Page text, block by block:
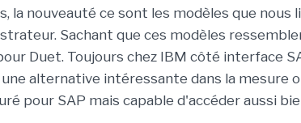
la nouveauté ce sont les modèles que
Sachant que ces modèles
Duet. Toujours chez IBM côté interface
alternative intéressante dans la mesure
pour SAP mais capable d'accéder aussi